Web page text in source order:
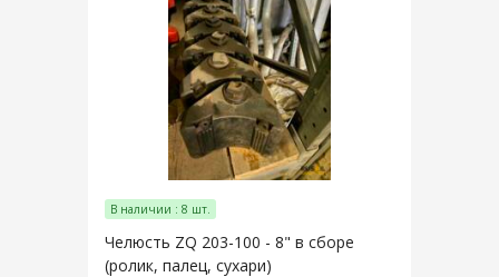
В наличии : 8 шт.
Челюсть ZQ 203-100 - 8" в сборе
(ролик, палец, сухари)